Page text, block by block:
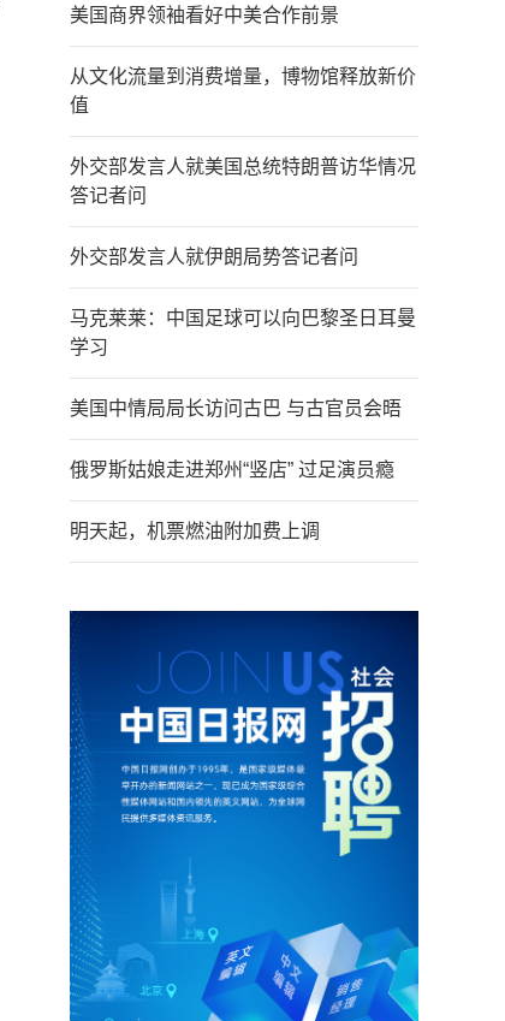
美国商界领袖看好中美合作前景
从文化流量到消费增量，博物馆释放新价
值
外交部发言人就美国总统特朗普访华情况
答记者问
外交部发言人就伊朗局势答记者问
马克莱莱：中国足球可以向巴黎圣日耳曼
学习
美国中情局局长访问古巴 与古官员会晤
俄罗斯姑娘走进郑州“竖店” 过足演员瘾
明天起，机票燃油附加费上调